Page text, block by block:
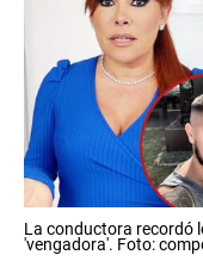
La conductora recordó
'vengadora'. Foto: